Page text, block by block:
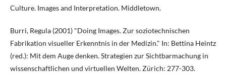
Culture. Images and Interpretation. Middletown.
Burri, Regula (2001) "Doing Images. Zur soziotechnischen
Fabrikation visueller Erkenntnis in der Medizin." In: Bettina Heintz
(red.): Mit dem Auge denken. Strategien zur Sichtbarmachung in
wissenschaftlichen und virtuellen Welten. Zürich: 277-303.